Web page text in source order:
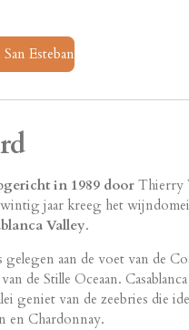
Esteban
in 1989 doorThierry
jaar kreeg het
Valley.
gelegen aan de voet van de
de Stille Oceaan.
geniet van de zeebries die
en Chardonnay.